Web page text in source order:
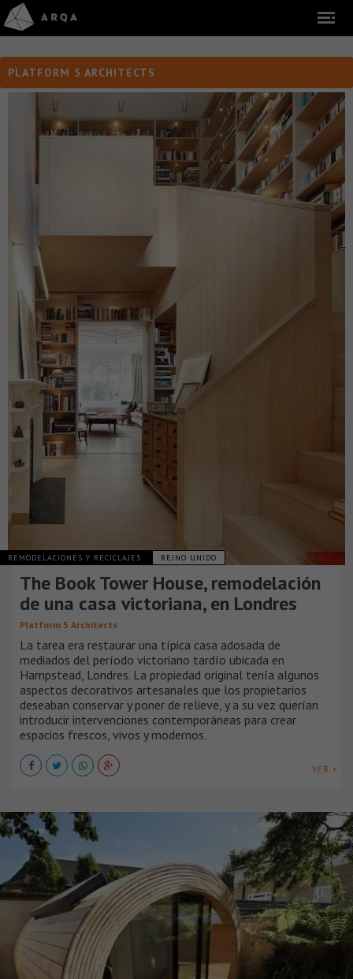
PLATFORM 5 ARCHITECTS
REMODELACIONES Y RECICLAJES REINO UNIDO
The Book Tower House, remodelación
de una casa victoriana, en Londres
Platform 5 Architects
La tarea era restaurar una típica casa adosada de
mediados del período victoriano tardío ubicada en
Hampstead, Londres. La propiedad original tenía algunos
aspectos decorativos artesanales que los propietarios
deseaban conservar y poner de relieve, y a su vez querían
introducir intervenciones contemporáneas para crear
espacios frescos, vivos y modernos.
VER +